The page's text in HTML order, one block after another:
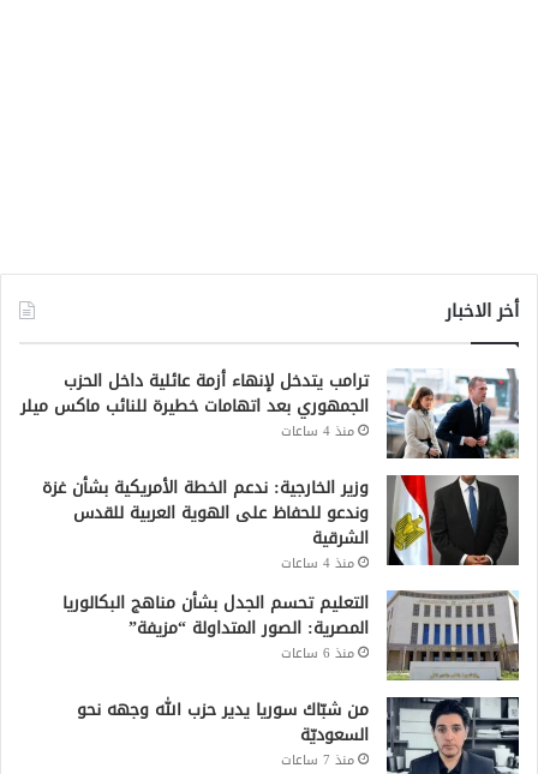
أخر الاخبار
ترامب يتدخل لإنهاء أزمة عائلية داخل الحزب
الجمهوري بعد اتهامات خطيرة للنائب ماكس ميلر
منذ 4 ساعات
وزير الخارجية: ندعم الخطة الأمريكية بشأن غزة
وندعو للحفاظ على الهوية العربية للقدس
الشرقية
منذ 4 ساعات
التعليم تحسم الجدل بشأن مناهج البكالوريا
المصرية: الصور المتداولة “مزيفة”
منذ 6 ساعات
من شبّاك سوريا يدير حزب الله وجهه نحو
السعوديّة
منذ 7 ساعات